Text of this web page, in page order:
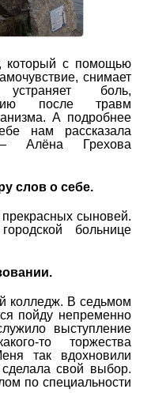
который с помощью
снимает
боль,
после травм
А подробнее
нам рассказала
— Алёна Грехова
слов о себе.
сыновей.
больнице
колледж. В седьмом
пойду непременно
выступление
то торжества
так вдохновили
свой выбор.
по специальности